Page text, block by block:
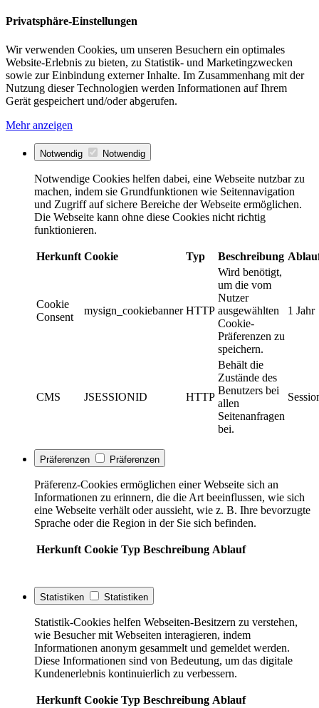
Privatsphäre-Einstellungen
Wir verwenden Cookies, um unseren Besuchern ein optimales
Website-Erlebnis zu bieten, zu Statistik- und Marketingzwecken
sowie zur Einbindung externer Inhalte. Im Zusammenhang mit der
Nutzung dieser Technologien werden Informationen auf Ihrem
Gerät gespeichert und/oder abgerufen.
Mehr anzeigen
Notwendig Notwendig
Notwendige Cookies helfen dabei, eine Webseite nutzbar zu
machen, indem sie Grundfunktionen wie Seitennavigation
und Zugriff auf sichere Bereiche der Webseite ermöglichen.
Die Webseite kann ohne diese Cookies nicht richtig
funktionieren.
Herkunft Cookie Typ Beschreibung
Cookie
Consent
mysign_cookiebanner HTTP
Wird benötigt,
um die vom
Nutzer
ausgewählten
Cookie-
Präferenzen zu
speichern.
1 Jahr
CMS JSESSIONID HTTP
Behält die
Zustände des
Benutzers bei
allen
Seitenanfragen
bei.
Präferenzen Präferenzen
Präferenz-Cookies ermöglichen einer Webseite sich an
Informationen zu erinnern, die die Art beeinflussen, wie sich
eine Webseite verhält oder aussieht, wie z. B. Ihre bevorzugte
Sprache oder die Region in der Sie sich befinden.
Herkunft Cookie Typ Beschreibung Ablauf
Statistiken Statistiken
Statistik-Cookies helfen Webseiten-Besitzern zu verstehen,
wie Besucher mit Webseiten interagieren, indem
Informationen anonym gesammelt und gemeldet werden.
Diese Informationen sind von Bedeutung, um das digitale
Kundenerlebnis kontinuierlich zu verbessern.
Herkunft Cookie Typ Beschreibung Ablauf